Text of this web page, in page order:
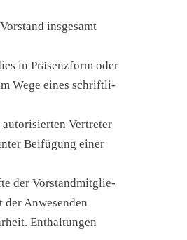
ins­ge­samt
in Prä­senz­form oder
Wege eines schrift­li­
Ver­tre­ter
Bei­fü­gung einer
der Vor­stand­mit­glie­
Anwe­sen­den
Ent­hal­tun­gen